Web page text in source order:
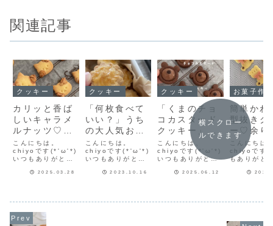
関連記事
クッキー
カリッと香ば
しいキャラメ
ルナッツ♡プ
レーンとココ
アで「ねこの
キャラメルナ
ッツクッキ
こんにちは。
chiyoです(*'ω'*)
いつもありがとう
ひとつさせてね今
いています♪第30
回は「くまのお花
2025.03.28
クッキー
「何枚食べて
いい？」うち
の大人気おや
つ♡栗原はる
みさんの塩ク
ッキー♡今日
のおやつは塩
こんにちは。
chiyoです(*'ω'*)
いつもありがとう
おやつは何にしよ
2023.10.16
クッキー
「くまのチョ
コカスタード
クッキー」チ
ョコカスター
ドはレンジで
簡単♡サクサ
クかわいいク
こんにちは、
chiyoです(*'ω'*)
いつもありがとう
ひとつさせてね今
2025.06.12
お菓子作
簡単かわ
型抜きク
ー♡余り
な生地を
すぎない
とは【お
作り】
こんにちは
chiyoです
もありがと
抜きクッキ
ても生地が
横スクロー
ルできます